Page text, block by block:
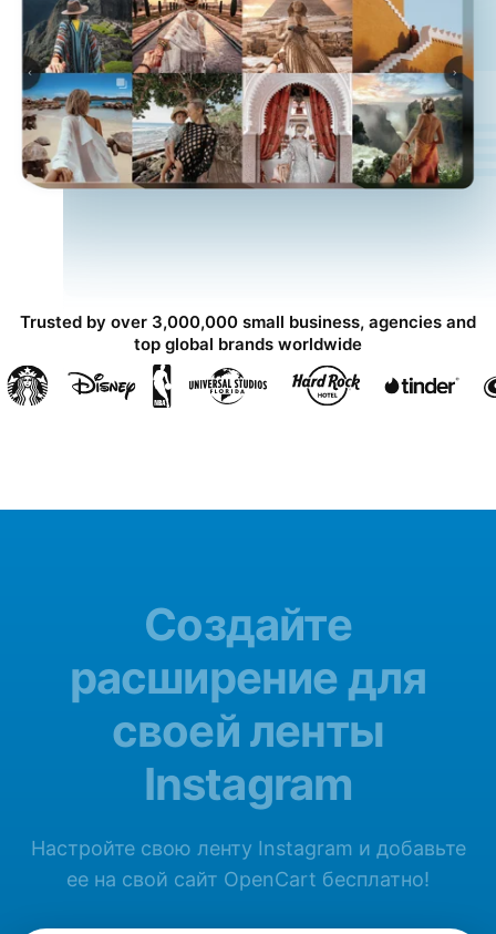
Trusted by over 3,000,000 small business, agencies and
top global brands worldwide
Создайте
расширение для
своей ленты
Instagram
Настройте свою ленту Instagram и добавьте
ее на свой сайт OpenCart бесплатно!